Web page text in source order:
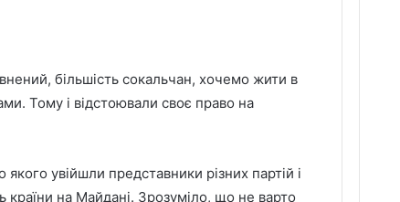
більшість сокальчан, хочемо жити в
Тому і відстоювали своє право на
увійшли представники різних партій і
країни на Майдані. Зрозуміло, що не варто